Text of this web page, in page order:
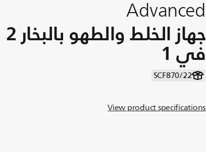
Advanced
جهاز الخلط والطهو بالبخار 2
في 1
SCF870/22
View product specifications